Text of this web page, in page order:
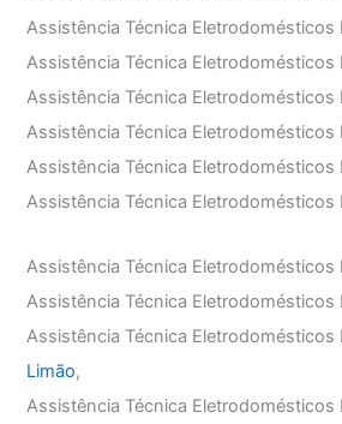
Assistência Técnica Eletrodomésticos
Assistência Técnica
Assistência Técnica
Assistência Técnica
Assistência Técnica
Assistência Técnica
Assistência Técnica Eletrodomésticos
Assistência Técnica
Assistência Técnica Eletrodomésticos
Limão,
Assistência Técnica Eletrodomésticos